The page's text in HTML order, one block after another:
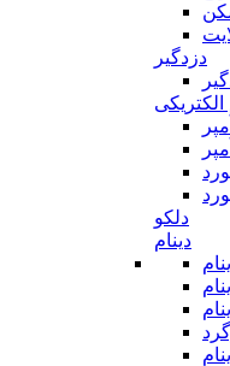
دزدگیر
دلکو
دینام